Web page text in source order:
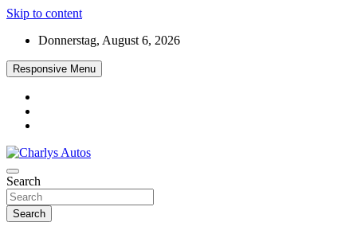
Skip to content
Donnerstag, August 6, 2026
Responsive Menu
Charlys Autos
Das neue Automagazin – global. regional. informativ. interaktiv
Search
Search